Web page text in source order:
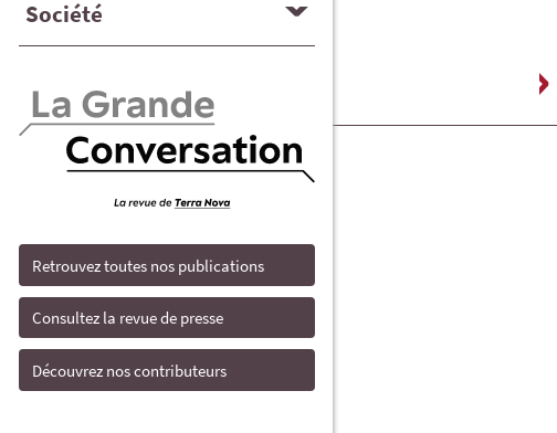
Société
Retrouvez toutes nos publications
Consultez la revue de presse
Découvrez nos contributeurs